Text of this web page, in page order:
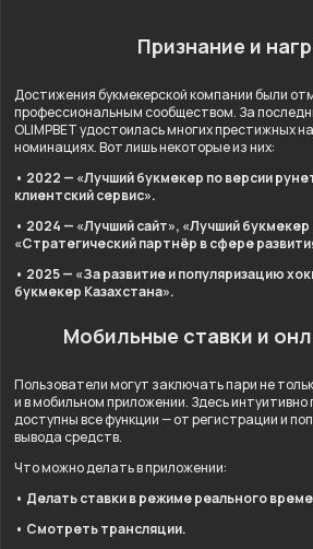
Признание и
Достижения букмекерской компании были
профессиональным сообществом. За
OLIMPBET удостоилась многих престижных
номинациях. Вот лишь некоторые из них:
• 2022 — «Лучший букмекер по версии
клиентский сервис».
• 2024 — «Лучший сайт», «Лучший букмекер
«Стратегический партнёр в сфере
• 2025 — «За развитие и популяризацию
букмекер Казахстана».
Мобильные ставки и
Пользователи могут заключать пари не
и в мобильном приложении. Здесь
доступны все функции — от регистрации и
вывода средств.
Что можно делать в приложении:
• Делать ставки в режиме реального
• Смотреть трансляции.